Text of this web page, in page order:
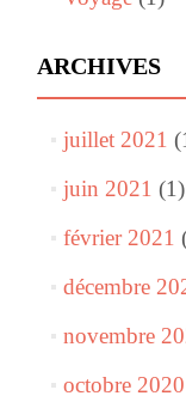
ARCHIVES
juillet 2021
juin 2021 (1)
février 2021
décembre
novembre
octobre 2020